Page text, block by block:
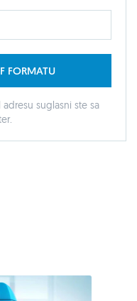
FORMATU
suglasni ste sa